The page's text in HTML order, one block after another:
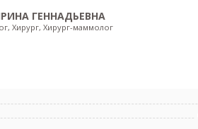
ГЕННАДЬЕВНА
Хирург, Хирург-маммолог